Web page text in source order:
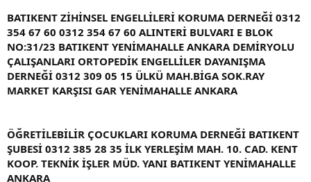
BATIKENT ZİHİNSEL ENGELLİLERİ KORUMA DERNEĞİ 0312
354 67 60 0312 354 67 60 ALINTERİ BULVARI E BLOK
NO:31/23 BATIKENT YENİMAHALLE ANKARA DEMİRYOLU
ÇALIŞANLARI ORTOPEDİK ENGELLİLER DAYANIŞMA
DERNEĞİ 0312 309 05 15 ÜLKÜ MAH.BİGA SOK.RAY
MARKET KARŞISI GAR YENİMAHALLE ANKARA
ÖĞRETİLEBİLİR ÇOCUKLARI KORUMA DERNEĞİ BATIKENT
ŞUBESİ 0312 385 28 35 İLK YERLEŞİM MAH. 10. CAD. KENT
KOOP. TEKNİK İŞLER MÜD. YANI BATIKENT YENİMAHALLE
ANKARA